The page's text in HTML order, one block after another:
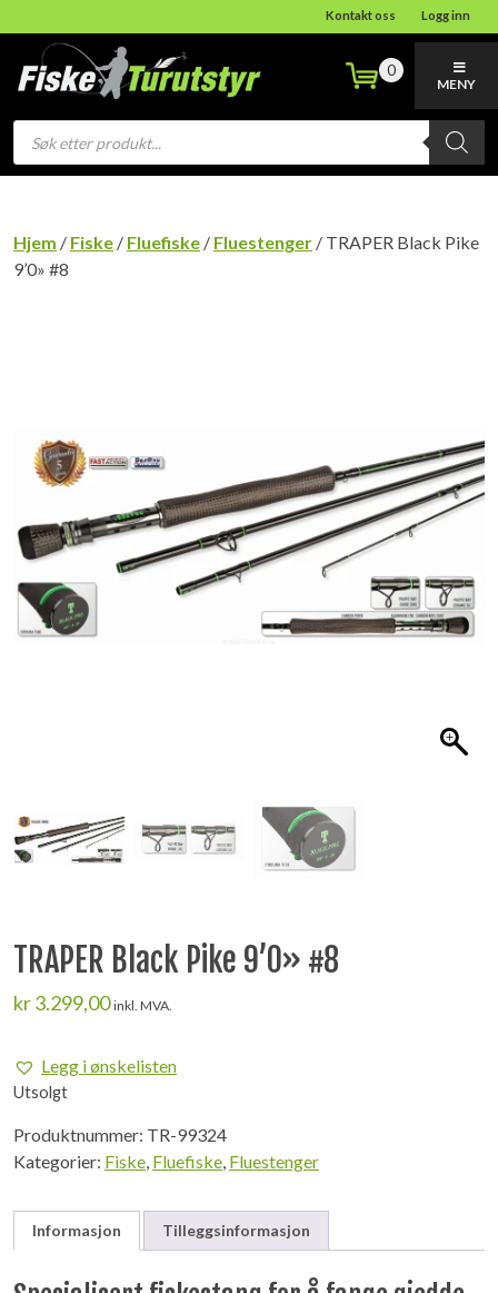
Kontakt oss Logg inn
Products
search
0
MENY
Hjem / Fiske / Fluefiske / Fluestenger / TRAPER Black Pike
9’0» #8
TRAPER Black Pike 9’0» #8
kr3.299,00 inkl. MVA.
Legg i ønskelisten
Utsolgt
Produktnummer: TR-99324
Kategorier: Fiske, Fluefiske, Fluestenger
Informasjon Tilleggsinformasjon